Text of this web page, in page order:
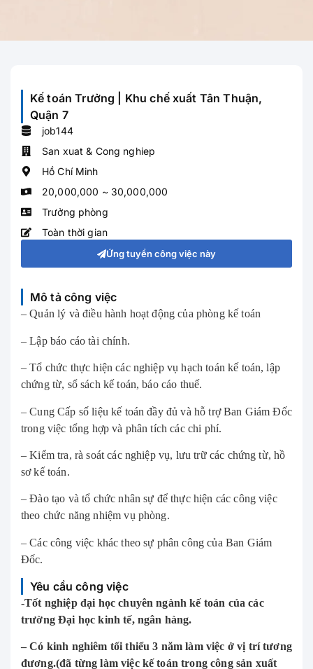
Kế toán Trưởng | Khu chế xuất Tân Thuận,
Quận 7
job144
San xuat & Cong nghiep
Hồ Chí Minh
20,000,000 ~ 30,000,000
Trưởng phòng
Toàn thời gian
Ứng tuyển công việc này
Mô tả công việc
– Quản lý và điều hành hoạt động của phòng kế toán
– Lập báo cáo tài chính.
– Tổ chức thực hiện các nghiệp vụ hạch toán kế toán, lập
chứng từ, sổ sách kế toán, báo cáo thuế.
– Cung Cấp số liệu kế toán đầy đủ và hỗ trợ Ban Giám Đốc
trong việc tổng hợp và phân tích các chi phí.
– Kiểm tra, rà soát các nghiệp vụ, lưu trữ các chứng từ, hồ
sơ kế toán.
– Đào tạo và tổ chức nhân sự để thực hiện các công việc
theo chức năng nhiệm vụ phòng.
– Các công việc khác theo sự phân công của Ban Giám
Đốc.
Yêu cầu công việc
-Tốt nghiệp đại học chuyên ngành kế toán của các
trường Đại học kinh tế, ngân hàng.
– Có kinh nghiêm tối thiểu 3 năm làm việc ở vị trí tương
đương.(đã từng làm việc kế toán trong công sản xuất